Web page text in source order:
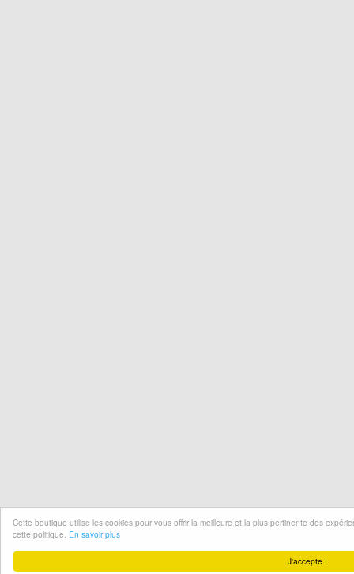
J'accepte !
Cette boutique utilise les cookies pour vous offrir la meilleure et la plus pertinente des
cette politique. En savoir plus